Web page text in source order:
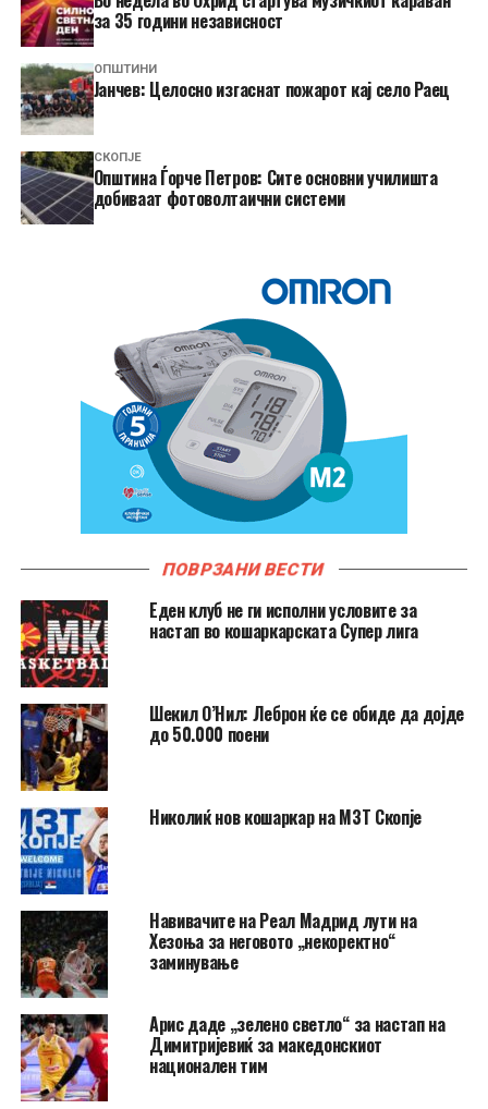
за 35 години независност
ОПШТИНИ
Јанчев: Целосно изгаснат пожарот кај село Раец
СКОПЈЕ
Општина Ѓорче Петров: Сите основни училишта
добиваат фотоволтаични системи
ПОВРЗАНИ ВЕСТИ
Еден клуб не ги исполни условите за
настап во кошаркарската Супер лига
Шекил О’Нил: Леброн ќе се обиде да дојде
до 50.000 поени
Николиќ нов кошаркар на МЗТ Скопје
Навивачите на Реал Мадрид лути на
Хезоња за неговото „некоректно“
заминување
Арис даде „зелено светло“ за настап на
Димитријевиќ за македонскиот
национален тим